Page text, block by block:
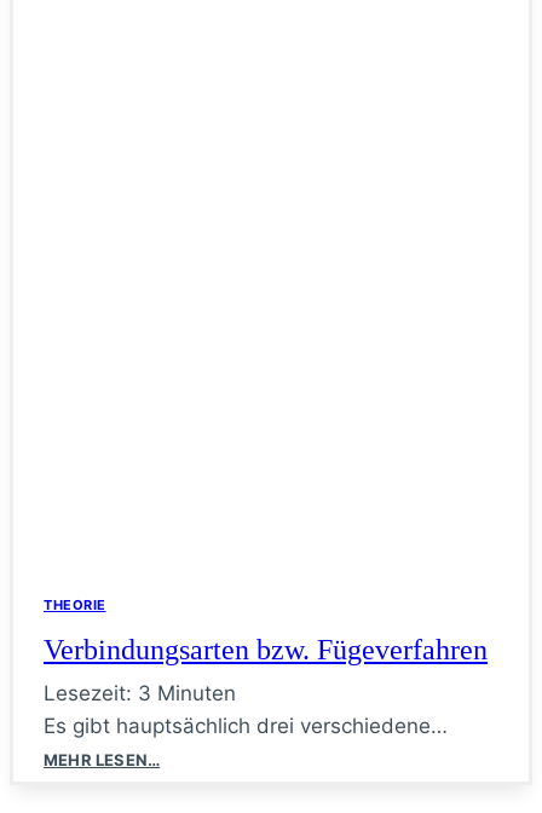
THEORIE
Verbindungsarten bzw. Fügeverfahren
Lesezeit: 3 Minuten
Es gibt hauptsächlich drei verschiedene…
MEHR LESEN…